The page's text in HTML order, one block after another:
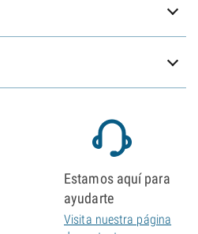
Estamos aquí para
ayudarte
Visita nuestra página